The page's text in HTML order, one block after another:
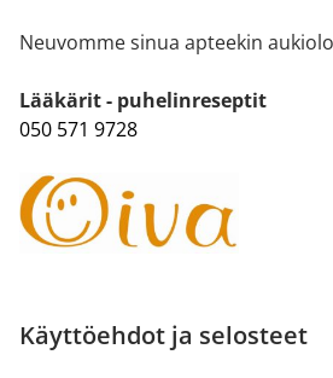
Neuvomme sinua apteekin
Lääkärit - puhelinreseptit
050 571 9728
Käyttöehdot ja selosteet